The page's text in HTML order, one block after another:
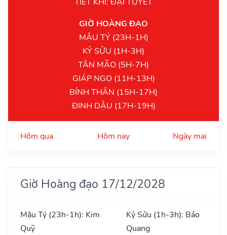
GIỜ HOÀNG ĐẠO
MẬU TÝ (23H-1H)
KỶ SỬU (1H-3H)
TÂN MÃO (5H-7H)
GIÁP NGỌ (11H-13H)
BÍNH THÂN (15H-17H)
ĐINH DẬU (17H-19H)
Hôm qua Hôm nay Ngày mai
Giờ Hoàng đạo 17/12/2028
Mậu Tý (23h-1h): Kim
Quỹ
Kỷ Sửu (1h-3h): Bảo
Quang